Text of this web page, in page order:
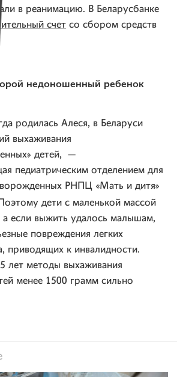
в реанимацию. В Беларусбанке
счет со сбором средств
недоношенный ребенок
родилась Алеся, в Беларуси
выхаживания
детей, —
педиатрическим отделением для
РНПЦ «Мать и дитя»
дети с маленькой массой
а если выжить удалось малышам,
повреждения легких
приводящих к инвалидности.
лет методы выхаживания
менее 1500 грамм сильно